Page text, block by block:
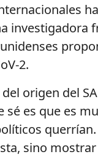
investigadora
2.
origen del
es que es
sino